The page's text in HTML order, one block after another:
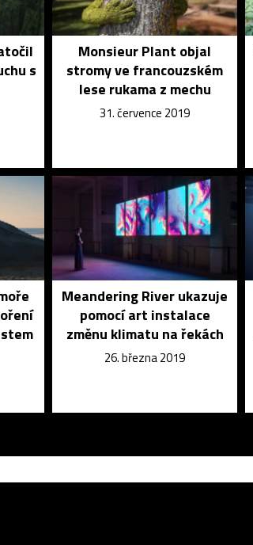
s
Monsieur Plant objal
stromy ve francouzském
lese rukama z mechu
31. července 2019
Meandering River ukazuje
pomocí art instalace
změnu klimatu na řekách
26. března 2019